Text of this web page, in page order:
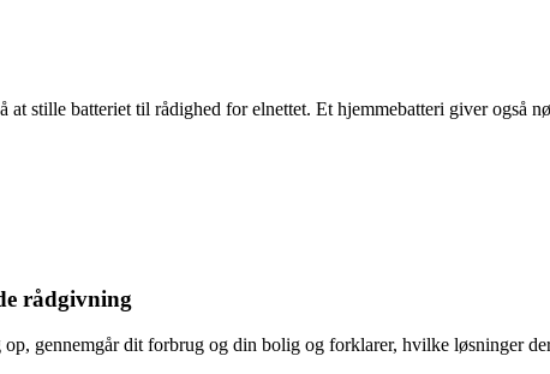
at stille batteriet til rådighed for elnettet. Et hjemmebatteri giver også
rådgivning
gennemgår dit forbrug og din bolig og forklarer, hvilke løsninger